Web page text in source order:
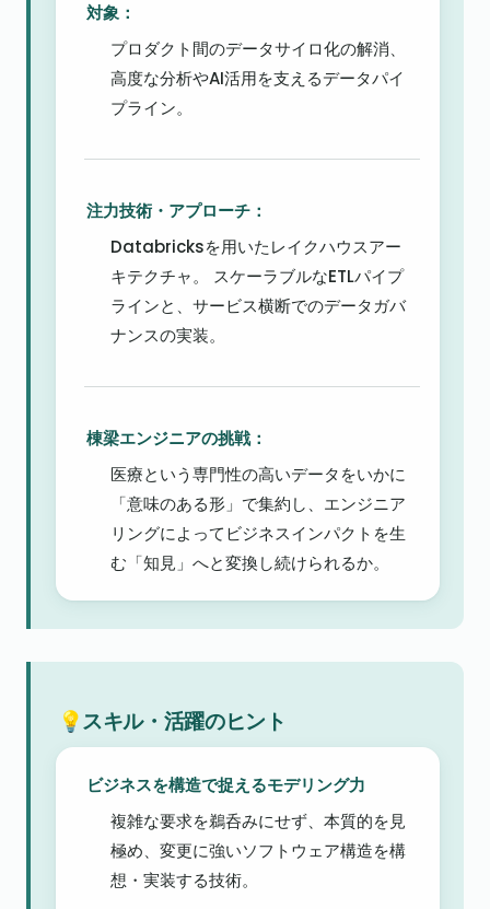
対象：
プロダクト間のデータサイロ化の解消、
高度な分析やAI活用を支えるデータパイ
プライン。
注力技術・アプローチ：
Databricksを用いたレイクハウスアー
キテクチャ。 スケーラブルなETLパイプ
ラインと、サービス横断でのデータガバ
ナンスの実装。
棟梁エンジニアの挑戦：
医療という専門性の高いデータをいかに
「意味のある形」で集約し、エンジニア
リングによってビジネスインパクトを生
む「知見」へと変換し続けられるか。
💡スキル・活躍のヒント
ビジネスを構造で捉えるモデリング力
複雑な要求を鵜呑みにせず、本質的を見
極め、変更に強いソフトウェア構造を構
想・実装する技術。